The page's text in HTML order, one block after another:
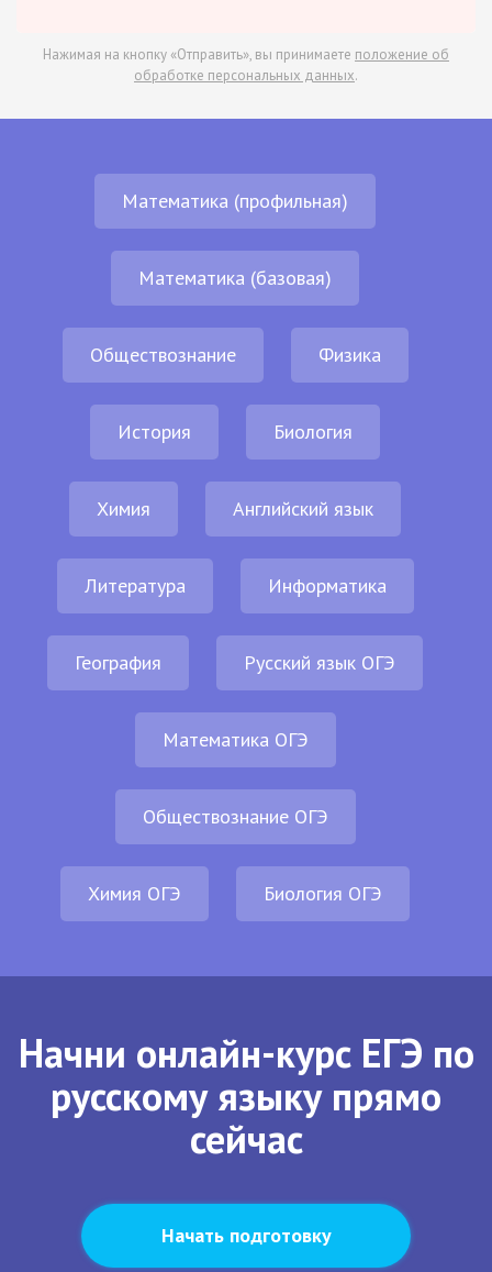
Нажимая на кнопку «Отправить», вы принимаете положение об
обработке персональных данных.
Математика (профильная)
Математика (базовая)
Обществознание Физика
История Биология
Химия Английский язык
Литература Информатика
География Русский язык ОГЭ
Математика ОГЭ
Обществознание ОГЭ
Химия ОГЭ Биология ОГЭ
Начни онлайн-курс ЕГЭ по
русскому языку прямо
сейчас
Начать подготовку